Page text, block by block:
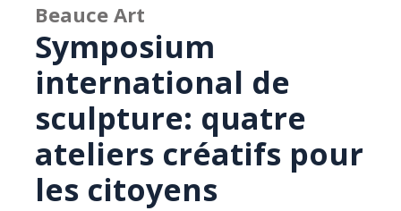
Beauce Art
Symposium
international de
sculpture: quatre
ateliers créatifs pour
les citoyens